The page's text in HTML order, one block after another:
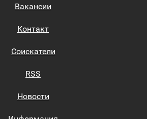
Вакансии
Контакт
Соискатели
RSS
Новости